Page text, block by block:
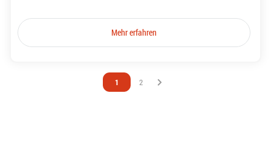
Mehr erfahren
Vous êtes sur la page
1 Vous êtes sur la page
2